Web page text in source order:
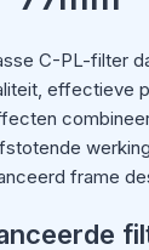
C-PL-filter
effectieve
frame